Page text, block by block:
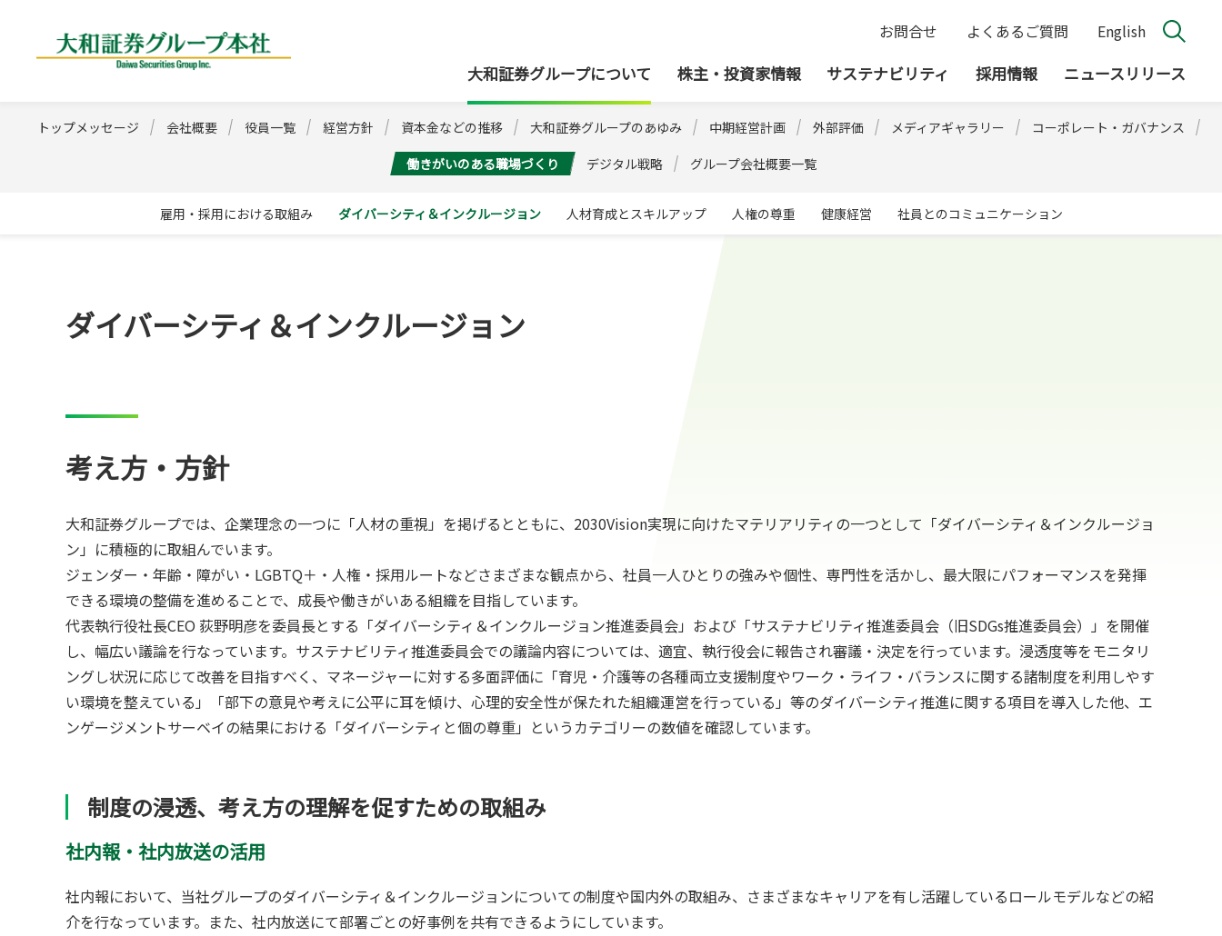
お問合せ よくあるご質問 English
大和証券グループについて 株主・投資家情報 サステナビリティ 採用情報 ニュースリリース
トップメッセージ 会社概要 役員一覧 経営方針 資本金などの推移 大和証券グループのあゆみ 中期経営計画 外部評価 メディアギャラリー
コーポレート・ガバナンス
働きがいのある職場づくり
デジタル戦略 グループ会社概要一覧
雇用・採用における取組み ダイバーシティ＆インクルージョン 人材育成とスキルアップ 人権の尊重 健康経営 社員とのコミュニケーション
ダイバーシティ＆インクルージョン
考え方・方針
大和証券グループでは、企業理念の一つに「人材の重視」を掲げるとともに、2030Vision実現に向けたマテリアリティの一つとして「ダイバーシティ＆インクルージョ
ン」に積極的に取組んでいます。
ジェンダー・年齢・障がい・LGBTQ＋・人権・採用ルートなどさまざまな観点から、社員一人ひとりの強みや個性、専門性を活かし、最大限にパフォーマンスを発揮
できる環境の整備を進めることで、成長や働きがいある組織を目指しています。
代表執行役社長CEO 荻野明彦を委員長とする「ダイバーシティ＆インクルージョン推進委員会」および「サステナビリティ推進委員会（旧SDGs推進委員会）」を開催
し、幅広い議論を行なっています。サステナビリティ推進委員会での議論内容については、適宜、執行役会に報告され審議・決定を行っています。浸透度等をモニタリ
ングし状況に応じて改善を目指すべく、マネージャーに対する多面評価に「育児・介護等の各種両立支援制度やワーク・ライフ・バランスに関する諸制度を利用しやす
い環境を整えている」「部下の意見や考えに公平に耳を傾け、心理的安全性が保たれた組織運営を行っている」等のダイバーシティ推進に関する項目を導入した他、エ
ンゲージメントサーベイの結果における「ダイバーシティと個の尊重」というカテゴリーの数値を確認しています。
制度の浸透、考え方の理解を促すための取組み
社内報・社内放送の活用
社内報において、当社グループのダイバーシティ＆インクルージョンについての制度や国内外の取組み、さまざまなキャリアを有し活躍しているロールモデルなどの紹
介を行なっています。また、社内放送にて部署ごとの好事例を共有できるようにしています。